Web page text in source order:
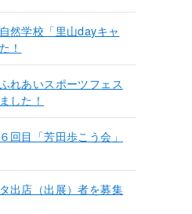
然学校「里山dayキャ
！
れあいスポーツフェス
した！
回目「芳田歩こう会」
出店（出展）者を募集